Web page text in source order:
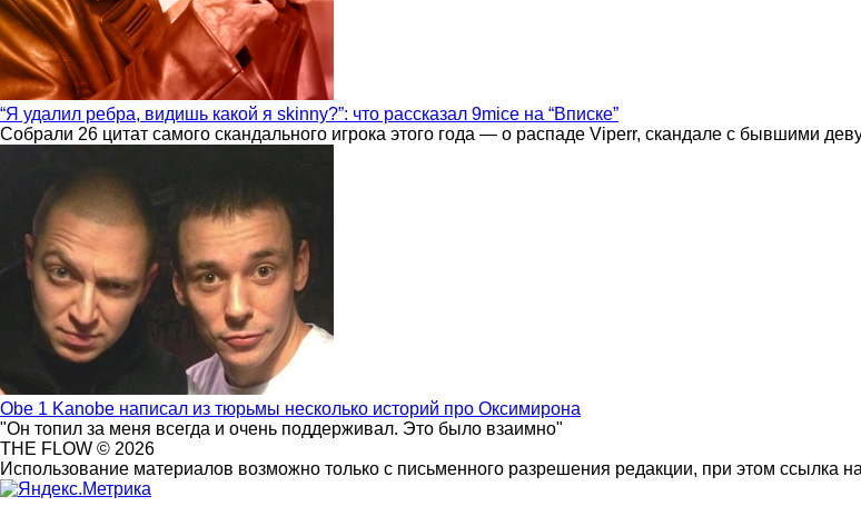
“Я удалил ребра, видишь какой я skinny?”: что рассказал 9mice на “Вписке”
Собрали 26 цитат самого скандального игрока этого года — о распаде Viperr, скандале с бывшими
Obe 1 Kanobe написал из тюрьмы несколько историй про Оксимирона
"Он топил за меня всегда и очень поддерживал. Это было взаимно"
THE FLOW © 2026
Использование материалов возможно только с письменного разрешения редакции, при этом ссылка